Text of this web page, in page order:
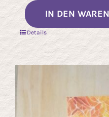
IN DEN
Details